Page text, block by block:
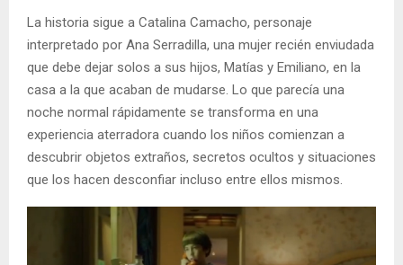
La historia sigue a Catalina Camacho, personaje
interpretado por Ana Serradilla, una mujer recién enviudada
que debe dejar solos a sus hijos, Matías y Emiliano, en la
casa a la que acaban de mudarse. Lo que parecía una
noche normal rápidamente se transforma en una
experiencia aterradora cuando los niños comienzan a
descubrir objetos extraños, secretos ocultos y situaciones
que los hacen desconfiar incluso entre ellos mismos.